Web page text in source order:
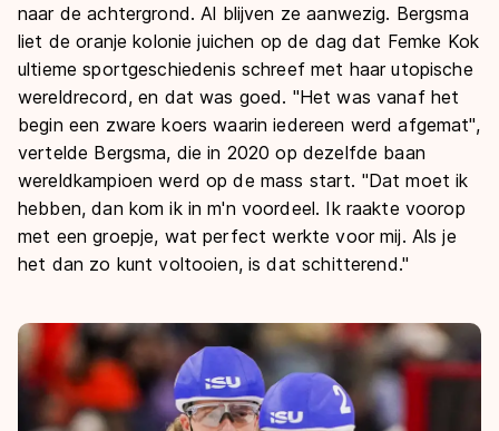
naar de achtergrond. Al blijven ze aanwezig. Bergsma
liet de oranje kolonie juichen op de dag dat Femke Kok
ultieme sportgeschiedenis schreef met haar utopische
wereldrecord, en dat was goed. "Het was vanaf het
begin een zware koers waarin iedereen werd afgemat",
vertelde Bergsma, die in 2020 op dezelfde baan
wereldkampioen werd op de mass start. "Dat moet ik
hebben, dan kom ik in m'n voordeel. Ik raakte voorop
met een groepje, wat perfect werkte voor mij. Als je
het dan zo kunt voltooien, is dat schitterend."